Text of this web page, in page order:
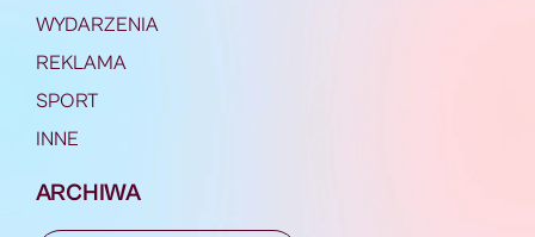
WYDARZENIA
REKLAMA
SPORT
INNE
ARCHIWA